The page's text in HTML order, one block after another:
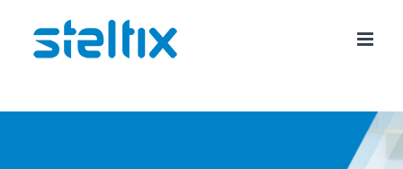
content